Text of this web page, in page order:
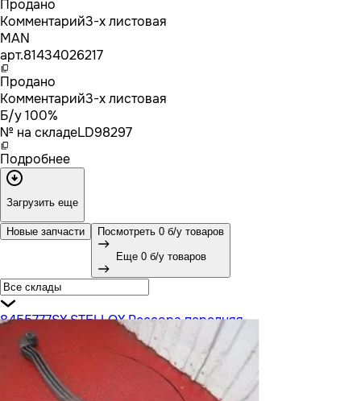
Продано
Комментарий3-х листовая
MAN
арт.81434026217
Продано
Комментарий3-х листовая
Б/у 100%
№ на складеLD98297
Подробнее
Загрузить еще
Новые запчасти Посмотреть 0 б/у товаров
Еще 0 б/у товаров
8455777SX STELLOX Рессора передняя